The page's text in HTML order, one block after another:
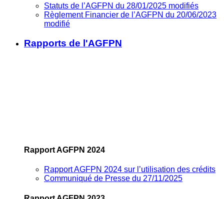
Statuts de l’AGFPN du 28/01/2025 modifiés
Règlement Financier de l’AGFPN du 20/06/2023
modifié
Rapports de l'AGFPN
Rapport AGFPN 2024
Rapport AGFPN 2024 sur l’utilisation des crédits
Communiqué de Presse du 27/11/2025